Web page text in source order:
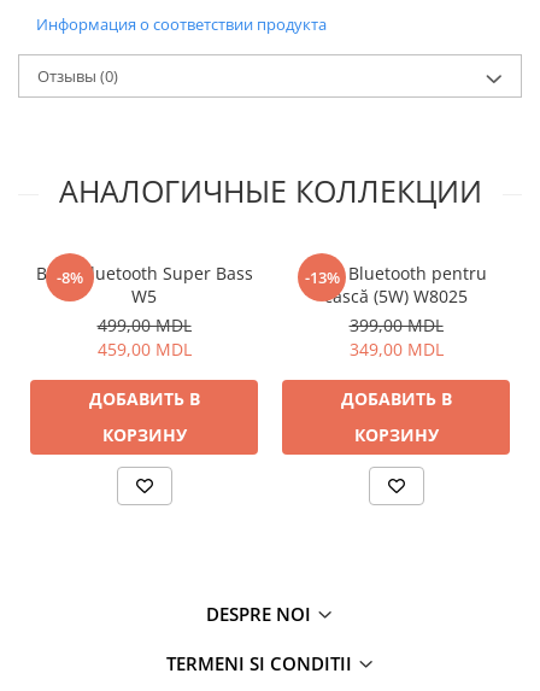
Информация о соответствии продукта
Отзывы (0)
АНАЛОГИЧНЫЕ КОЛЛЕКЦИИ
-8%
Boxă Bluetooth Super Bass
W5
499,00 MDL
459,00 MDL
ДОБАВИТЬ В
КОРЗИНУ
-13%
Boxă Bluetooth pentru
cască (5W) W8025
399,00 MDL
349,00 MDL
ДОБАВИТЬ В
КОРЗИНУ
DESPRE NOI
TERMENI SI CONDITII